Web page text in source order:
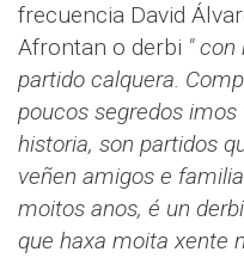
frecuencia David
Afrontan o derbi "
partido calquera.
poucos segredos
historia, son partidos
veñen amigos e
moitos anos, é un
que haxa moita xente